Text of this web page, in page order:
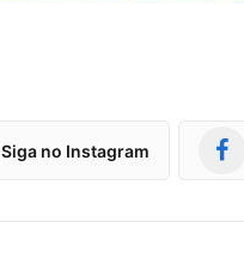
Siga no Instagram